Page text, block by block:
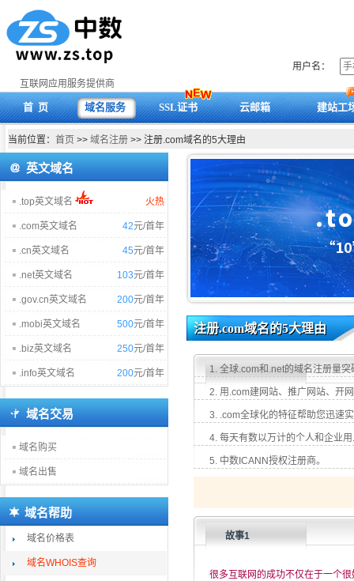
互联网应用服务提供商
用户名：
首 页 域名服务 SSL证书 云邮箱 建站工
当前位置： 首页 >> 域名注册 >> 注册.com域名的5大理由
英文域名
.top英文域名 火热
.com英文域名 42元/首年
.cn英文域名 45元/首年
.net英文域名 103元/首年
.gov.cn英文域名 200元/首年
.mobi英文域名 500元/首年
.biz英文域名 250元/首年
.info英文域名 200元/首年
域名交易
域名购买
域名出售
域名帮助
域名价格表
域名WHOIS查询
注册.com域名的5大理由
1. 全球.com和.net的域名注册量
2. 用.com建网站、推广网站、开
3. .com全球化的特征帮助您迅速
4. 每天有数以万计的个人和企业
5. 中数ICANN授权注册商。
故事1
很多互联网的成功不仅在于一个